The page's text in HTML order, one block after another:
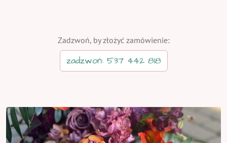
Zadzwoń, by złożyć zamówienie:
zadzwoń: 537 442 818